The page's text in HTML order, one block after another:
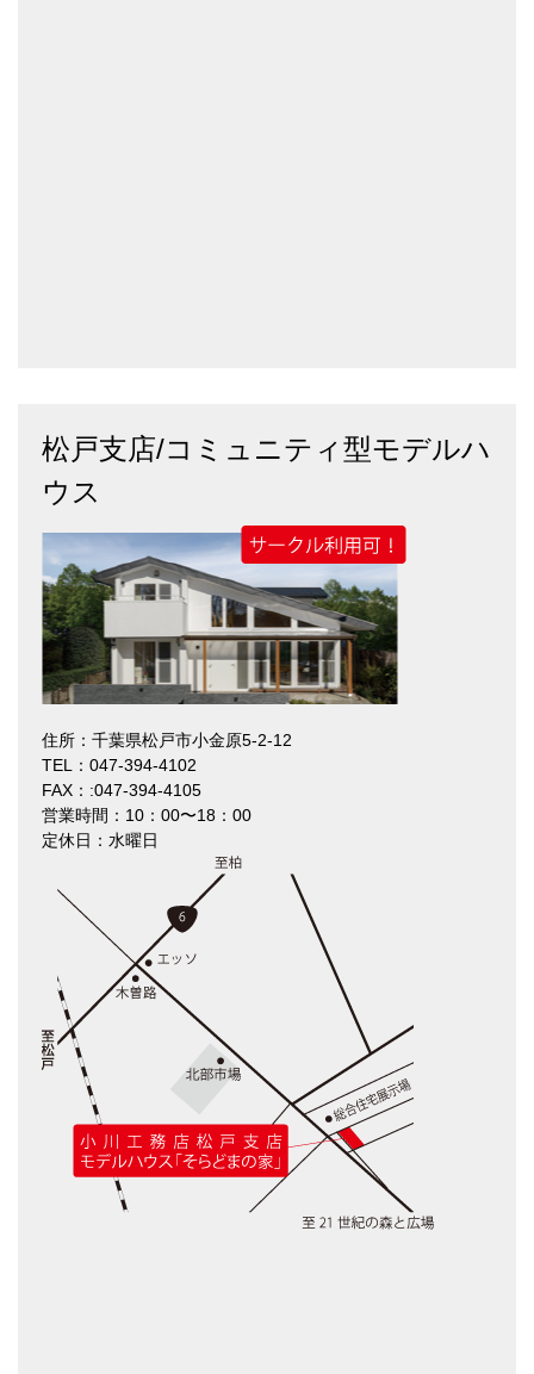
松戸支店/コミュニティ型モデルハ
ウス
住所：千葉県松戸市小金原5-2-12
TEL：047-394-4102
FAX：:047-394-4105
営業時間：10：00〜18：00
定休日：水曜日